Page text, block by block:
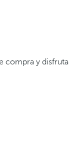
compra y disfruta